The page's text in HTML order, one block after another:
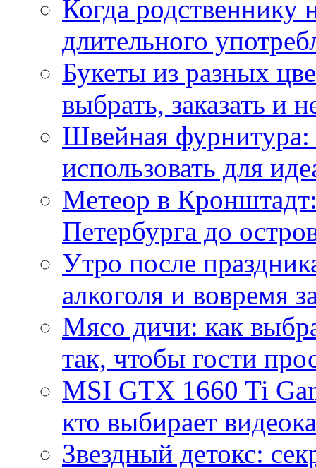
Когда
длительного
Букеты из разных
выбрать, заказать и
Швейная фурнитура:
использовать для
Метеор в
Петербурга до
Утро после
алкоголя и вовремя
Мясо дичи: как
так, чтобы гости
MSI GTX 1660 Ti
кто выбирает
Звездный детокс: